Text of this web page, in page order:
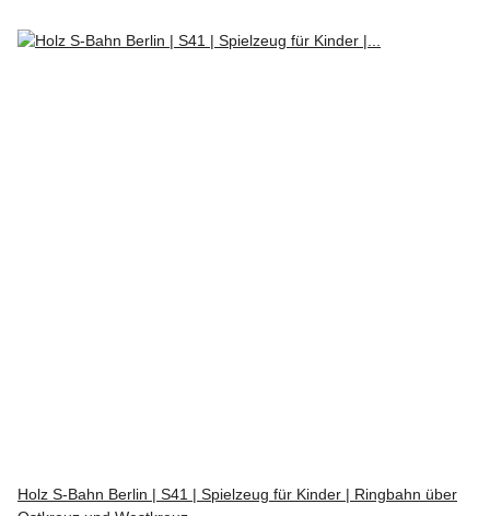
Holz S-Bahn Berlin | S41 | Spielzeug für Kinder | Ringbahn über